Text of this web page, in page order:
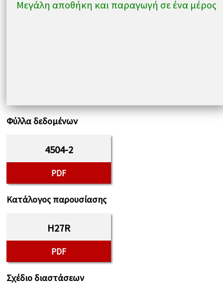
Μεγάλη αποθήκη και παραγωγή σε ένα μέρος
Φύλλα δεδομένων
4504-2
PDF
Κατάλογος παρουσίασης
H27R
PDF
Σχέδιο διαστάσεων